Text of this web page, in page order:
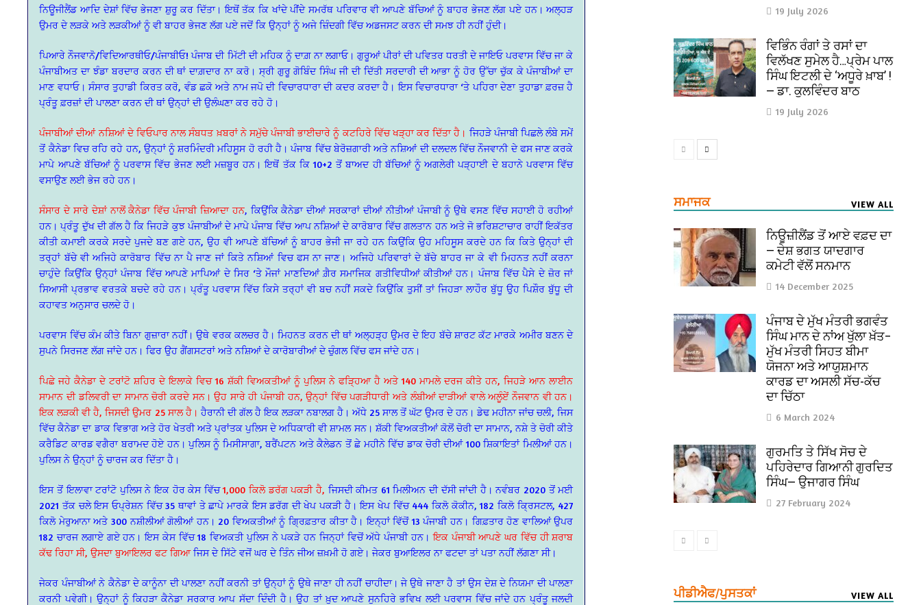
ਨਿਊਜੀਲੈਂਡ ਆਦਿ ਦੇਸ਼ਾਂ ਵਿੱਚ ਭੇਜਣਾ ਸ਼ੁਰੂ ਕਰ ਦਿੱਤਾ। ਇਥੋਂ ਤੱਕ ਕਿ ਖਾਂਦੇ ਪੀਂਦੇ ਸਮਰੱਥ ਪਰਿਵਾਰ ਵੀ ਆਪਣੇ ਬੱਚਿਆਂ ਨੂੰ ਬਾਹਰ ਭੇਜਣ ਲੱਗ ਪਏ ਹਨ। ਅਲ੍ਹੜ
ਉਮਰ ਦੇ ਲੜਕੇ ਅਤੇ ਲੜਕੀਆਂ ਨੂੰ ਵੀ ਬਾਹਰ ਭੇਜਣ ਲੱਗ ਪਏ ਜਦੋਂ ਕਿ ਉਨ੍ਹਾਂ ਨੂੰ ਅਜੇ ਜ਼ਿੰਦਗੀ ਵਿੱਚ ਅਡਜਸਟ ਕਰਨ ਦੀ ਸਮਝ ਹੀ ਨਹੀਂ ਹੁੰਦੀ।
ਪਿਆਰੇ ਨੌਜਵਾਨੋ/ਵਿਦਿਆਰਥੀਓ/ਪੰਜਾਬੀਓ! ਪੰਜਾਬ ਦੀ ਮਿੱਟੀ ਦੀ ਮਹਿਕ ਨੂੰ ਦਾਗ਼ ਨਾ ਲਗਾਓ। ਗੁਰੂਆਂ ਪੀਰਾਂ ਦੀ ਪਵਿਤਰ ਧਰਤੀ ਦੇ ਜਾਇਓ ਪਰਵਾਸ ਵਿੱਚ ਜਾ ਕੇ
ਪੰਜਾਬੀਅਤ ਦਾ ਝੰਡਾ ਬਰਦਾਰ ਕਰਨ ਦੀ ਥਾਂ ਦਾਗ਼ਦਾਰ ਨਾ ਕਰੋ। ਸ੍ਰੀ ਗੁਰੂ ਗੋਬਿੰਦ ਸਿੰਘ ਜੀ ਦੀ ਦਿੱਤੀ ਸਰਦਾਰੀ ਦੀ ਆਭਾ ਨੂੰ ਹੋਰ ਉੱਚਾ ਚੁੱਕ ਕੇ ਪੰਜਾਬੀਆਂ ਦਾ
ਮਾਣ ਵਧਾਓ। ਸੰਸਾਰ ਤੁਹਾਡੀ ਕਿਰਤ ਕਰੋ, ਵੰਡ ਛਕੋ ਅਤੇ ਨਾਮ ਜਪੋ ਦੀ ਵਿਚਾਰਧਾਰਾ ਦੀ ਕਦਰ ਕਰਦਾ ਹੈ। ਇਸ ਵਿਚਾਰਧਾਰਾ ‘ਤੇ ਪਹਿਰਾ ਦੇਣਾ ਤੁਹਾਡਾ ਫ਼ਰਜ਼ ਹੈ
ਪ੍ਰੰਤੂ ਫ਼ਰਜ਼ਾਂ ਦੀ ਪਾਲਣਾ ਕਰਨ ਦੀ ਥਾਂ ਉਨ੍ਹਾਂ ਦੀ ਉਲੰਘਣਾ ਕਰ ਰਹੇ ਹੋ।
ਪੰਜਾਬੀਆਂ ਦੀਆਂ ਨਸ਼ਿਆਂ ਦੇ ਵਿਓਪਾਰ ਨਾਲ ਸੰਬਧਤ ਖ਼ਬਰਾਂ ਨੇ ਸਮੁੱਚੇ ਪੰਜਾਬੀ ਭਾਈਚਾਰੇ ਨੂੰ ਕਟਹਿਰੇ ਵਿੱਚ ਖੜ੍ਹਾ ਕਰ ਦਿੱਤਾ ਹੈ। ਜਿਹੜੇ ਪੰਜਾਬੀ ਪਿਛਲੇ ਲੰਬੇ ਸਮੇਂ
ਤੋਂ ਕੈਨੇਡਾ ਵਿਚ ਰਹਿ ਰਹੇ ਹਨ, ਉਨ੍ਹਾਂ ਨੂੰ ਸ਼ਰਮਿੰਦਰੀ ਮਹਿਸੂਸ ਹੋ ਰਹੀ ਹੈ। ਪੰਜਾਬ ਵਿੱਚ ਬੇਰੋਜ਼ਗਾਰੀ ਅਤੇ ਨਸ਼ਿਆਂ ਦੀ ਦਲਦਲ ਵਿੱਚ ਨੌਜਵਾਨੀ ਦੇ ਫਸ ਜਾਣ ਕਰਕੇ
ਮਾਪੇ ਆਪਣੇ ਬੱਚਿਆਂ ਨੂੰ ਪਰਵਾਸ ਵਿੱਚ ਭੇਜਣ ਲਈ ਮਜ਼ਬੂਰ ਹਨ। ਇਥੋਂ ਤੱਕ ਕਿ 10+2 ਤੋਂ ਬਾਅਦ ਹੀ ਬੱਚਿਆਂ ਨੂੰ ਅਗਲੇਰੀ ਪੜ੍ਹਾਈ ਦੇ ਬਹਾਨੇ ਪਰਵਾਸ ਵਿੱਚ
ਵਸਾਉਣ ਲਈ ਭੇਜ ਰਹੇ ਹਨ।
ਸੰਸਾਰ ਦੇ ਸਾਰੇ ਦੇਸ਼ਾਂ ਨਾਲੋਂ ਕੈਨੇਡਾ ਵਿੱਚ ਪੰਜਾਬੀ ਜ਼ਿਆਦਾ ਹਨ, ਕਿਉਂਕਿ ਕੈਨੇਡਾ ਦੀਆਂ ਸਰਕਾਰਾਂ ਦੀਆਂ ਨੀਤੀਆਂ ਪੰਜਾਬੀ ਨੂੰ ਉਥੇ ਵਸਣ ਵਿੱਚ ਸਹਾਈ ਹੋ ਰਹੀਆਂ
ਹਨ। ਪ੍ਰੰਤੂ ਦੁੱਖ ਦੀ ਗੱਲ ਹੈ ਕਿ ਜਿਹੜੇ ਕੁਝ ਪੰਜਾਬੀਆਂ ਦੇ ਮਾਪੇ ਪੰਜਾਬ ਵਿੱਚ ਆਪ ਨਸ਼ਿਆਂ ਦੇ ਕਾਰੋਬਾਰ ਵਿੱਚ ਗਲਤਾਨ ਹਨ ਅਤੇ ਜੋ ਭਰਿਸ਼ਟਾਚਾਰ ਰਾਹੀਂ ਇਕੱਤਰ
ਕੀਤੀ ਕਮਾਈ ਕਰਕੇ ਸਰਦੇ ਪੁਜਦੇ ਬਣ ਗਏ ਹਨ, ਉਹ ਵੀ ਆਪਣੇ ਬੱਚਿਆਂ ਨੂੰ ਬਾਹਰ ਭੇਜੀ ਜਾ ਰਹੇ ਹਨ ਕਿਉਂਕਿ ਉਹ ਮਹਿਸੂਸ ਕਰਦੇ ਹਨ ਕਿ ਕਿਤੇ ਉਨ੍ਹਾਂ ਦੀ
ਤਰ੍ਹਾਂ ਬੱਚੇ ਵੀ ਅਜਿਹੇ ਕਾਰੋਬਾਰ ਵਿੱਚ ਨਾ ਪੈ ਜਾਣ ਜਾਂ ਕਿਤੇ ਨਸ਼ਿਆਂ ਵਿਚ ਫਸ ਨਾ ਜਾਣ। ਅਜਿਹੇ ਪਰਿਵਾਰਾਂ ਦੇ ਬੱਚੇ ਬਾਹਰ ਜਾ ਕੇ ਵੀ ਮਿਹਨਤ ਨਹੀਂ ਕਰਨਾ
ਚਾਹੁੰਦੇ ਕਿਉਂਕਿ ਉਨ੍ਹਾਂ ਪੰਜਾਬ ਵਿੱਚ ਆਪਣੇ ਮਾਪਿਆਂ ਦੇ ਸਿਰ ‘ਤੇ ਮੌਜਾਂ ਮਾਣਦਿਆਂ ਗ਼ੈਰ ਸਮਾਜਿਕ ਗਤੀਵਿਧੀਆਂ ਕੀਤੀਆਂ ਹਨ। ਪੰਜਾਬ ਵਿੱਚ ਪੈਸੇ ਦੇ ਜ਼ੋਰ ਜਾਂ
ਸਿਆਸੀ ਪ੍ਰਭਾਵ ਵਰਤਕੇ ਬਚਦੇ ਰਹੇ ਹਨ। ਪ੍ਰੰਤੂ ਪਰਵਾਸ ਵਿੱਚ ਕਿਸੇ ਤਰ੍ਹਾਂ ਵੀ ਬਚ ਨਹੀਂ ਸਕਦੇ ਕਿਉਂਕਿ ਤੁਸੀਂ ਤਾਂ ਜਿਹੜਾ ਲਾਹੌਰ ਬੁੱਧੂ ਉਹ ਪਿਸ਼ੌਰ ਬੁੱਧੂ ਦੀ
ਕਹਾਵਤ ਅਨੁਸਾਰ ਚਲਦੇ ਹੋ।
ਪਰਵਾਸ ਵਿੱਚ ਕੰਮ ਕੀਤੇ ਬਿਨਾ ਗੁਜ਼ਾਰਾ ਨਹੀਂ। ਉਥੇ ਵਰਕ ਕਲਚਰ ਹੈ। ਮਿਹਨਤ ਕਰਨ ਦੀ ਥਾਂ ਅਲ੍ਹੜ੍ਹ ਉਮਰ ਦੇ ਇਹ ਬੱਚੇ ਸ਼ਾਰਟ ਕੱਟ ਮਾਰਕੇ ਅਮੀਰ ਬਣਨ ਦੇ
ਸੁਪਨੇ ਸਿਰਜਣ ਲੱਗ ਜਾਂਦੇ ਹਨ। ਫਿਰ ਉਹ ਗੈਂਗਸਟਰਾਂ ਅਤੇ ਨਸ਼ਿਆਂ ਦੇ ਕਾਰੋਬਾਰੀਆਂ ਦੇ ਚੁੰਗਲ ਵਿੱਚ ਫਸ ਜਾਂਦੇ ਹਨ।
ਪਿਛੇ ਜਹੇ ਕੈਨੇਡਾ ਦੇ ਟਰਾਂਟੋ ਸ਼ਹਿਰ ਦੇ ਇਲਾਕੇ ਵਿਚ 16 ਸ਼ੱਕੀ ਵਿਅਕਤੀਆਂ ਨੂੰ ਪੁਲਿਸ ਨੇ ਫੜ੍ਹਿਆ ਹੈ ਅਤੇ 140 ਮਾਮਲੇ ਦਰਜ ਕੀਤੇ ਹਨ, ਜਿਹੜੇ ਆਨ ਲਾਈਨ
ਸਾਮਾਨ ਦੀ ਡਲਿਵਰੀ ਦਾ ਸਾਮਾਨ ਚੋਰੀ ਕਰਦੇ ਸਨ। ਉਹ ਸਾਰੇ ਹੀ ਪੰਜਾਬੀ ਹਨ, ਉਨ੍ਹਾਂ ਵਿੱਚ ਪਗੜੀਧਾਰੀ ਅਤੇ ਲੰਬੀਆਂ ਦਾੜੀਆਂ ਵਾਲੇ ਅਲੂੰਏਂ ਨੌਜਵਾਨ ਵੀ ਹਨ।
ਇਕ ਲੜਕੀ ਵੀ ਹੈ, ਜਿਸਦੀ ਉਮਰ 25 ਸਾਲ ਹੈ। ਹੈਰਾਨੀ ਦੀ ਗੱਲ ਹੈ ਇਕ ਲੜਕਾ ਨਬਾਲਗ ਹੈ। ਅੱਧੇ 25 ਸਾਲ ਤੋਂ ਘੱਟ ਉਮਰ ਦੇ ਹਨ। ਡੇਢ ਮਹੀਨਾ ਜਾਂਚ ਚਲੀ, ਜਿਸ
ਵਿੱਚ ਕੈਨੇਡਾ ਦਾ ਡਾਕ ਵਿਭਾਗ ਅਤੇ ਹੋਰ ਖੇਤਰੀ ਅਤੇ ਪ੍ਰਾਂਤਕ ਪੁਲਿਸ ਦੇ ਅਧਿਕਾਰੀ ਵੀ ਸ਼ਾਮਲ ਸਨ। ਸ਼ੱਕੀ ਵਿਅਕਤੀਆਂ ਕੋਲੋਂ ਚੋਰੀ ਦਾ ਸਾਮਾਨ, ਨਸ਼ੇ ਤੇ ਚੋਰੀ ਕੀਤੇ
ਕਰੈਡਿਟ ਕਾਰਡ ਵਗੈਰਾ ਬਰਾਮਦ ਹੋਏ ਹਨ। ਪੁਲਿਸ ਨੂੰ ਮਿਸੀਸਾਗਾ, ਬਰੈਂਪਟਨ ਅਤੇ ਕੈਲੇਡਨ ਤੋਂ ਛੇ ਮਹੀਨੇ ਵਿੱਚ ਡਾਕ ਚੋਰੀ ਦੀਆਂ 100 ਸ਼ਿਕਾਇਤਾਂ ਮਿਲੀਆਂ ਹਨ।
ਪੁਲਿਸ ਨੇ ਉਨ੍ਹਾਂ ਨੂੰ ਚਾਰਜ ਕਰ ਦਿੱਤਾ ਹੈ।
ਇਸ ਤੋਂ ਇਲਾਵਾ ਟਰਾਂਟੋ ਪੁਲਿਸ ਨੇ ਇਕ ਹੋਰ ਕੇਸ ਵਿੱਚ1,000 ਕਿਲੋ ਡਰੱਗ ਪਕੜੀ ਹੈ, ਜਿਸਦੀ ਕੀਮਤ 61 ਮਿਲੀਅਨ ਦੀ ਦੱਸੀ ਜਾਂਦੀ ਹੈ। ਨਵੰਬਰ 2020 ਤੋਂ ਮਈ
2021 ਤੱਕ ਚਲੇ ਇਸ ਓਪ੍ਰੇਸ਼ਨ ਵਿੱਚ 35 ਥਾਵਾਂ ਤੇ ਛਾਪੇ ਮਾਰਕੇ ਇਸ ਡਰੱਗ ਦੀ ਖੇਪ ਪਕੜੀ ਹੈ। ਇਸ ਖੇਪ ਵਿੱਚ 444 ਕਿਲੋ ਕੋਕੀਨ, 182 ਕਿਲੋ ਕ੍ਰਿਸਟਲ, 427
ਕਿਲੋ ਮੇਰੁਆਨਾ ਅਤੇ 300 ਨਸ਼ੀਲੀਆਂ ਗੋਲੀਆਂ ਹਨ। 20 ਵਿਅਕਤੀਆਂ ਨੂੰ ਗ੍ਰਿਫ਼ਤਾਰ ਕੀਤਾ ਹੈ। ਇਨ੍ਹਾਂ ਵਿੱਚੋਂ 13 ਪੰਜਾਬੀ ਹਨ। ਗਿਫ਼ਤਾਰ ਹੋਣ ਵਾਲਿਆਂ ਉਪਰ
182 ਚਾਰਜ ਲਗਾਏ ਗਏ ਹਨ। ਇਸ ਕੇਸ ਵਿੱਚ 18 ਵਿਅਕਤੀ ਪੁਲਿਸ ਨੇ ਪਕੜੇ ਹਨ ਜਿਨ੍ਹਾਂ ਵਿਚੋਂ ਅੱਧੇ ਪੰਜਾਬੀ ਹਨ। ਇਕ ਪੰਜਾਬੀ ਆਪਣੇ ਘਰ ਵਿੱਚ ਹੀ ਸ਼ਰਾਬ
ਕੱਢ ਰਿਹਾ ਸੀ, ਉਸਦਾ ਬੁਆਇਲਰ ਫਟ ਗਿਆਜਿਸ ਦੇ ਸਿੱਟੇ ਵਜੋਂ ਘਰ ਦੇ ਤਿੰਨ ਜੀਅ ਜ਼ਖ਼ਮੀ ਹੋ ਗਏ। ਜੇਕਰ ਬੁਆਇਲਰ ਨਾ ਫਟਦਾ ਤਾਂ ਪਤਾ ਨਹੀਂ ਲੱਗਣਾ ਸੀ।
ਜੇਕਰ ਪੰਜਾਬੀਆਂ ਨੇ ਕੈਨੇਡਾ ਦੇ ਕਾਨੂੰਨਾ ਦੀ ਪਾਲਣਾ ਨਹੀਂ ਕਰਨੀ ਤਾਂ ਉਨ੍ਹਾਂ ਨੂੰ ਉਥੇ ਜਾਣਾ ਹੀ ਨਹੀਂ ਚਾਹੀਦਾ। ਜੇ ਉਥੇ ਜਾਣਾ ਹੈ ਤਾਂ ਉਸ ਦੇਸ਼ ਦੇ ਨਿਯਮਾ ਦੀ ਪਾਲਣਾ
ਕਰਨੀ ਪਵੇਗੀ। ਉਨ੍ਹਾਂ ਨੂੰ ਕਿਹੜਾ ਕੈਨੇਡਾ ਸਰਕਾਰ ਆਪ ਸੱਦਾ ਦਿੰਦੀ ਹੈ। ਉਹ ਤਾਂ ਖ਼ੁਦ ਆਪਣੇ ਸੁਨਹਿਰੇ ਭਵਿਖ ਲਈ ਪਰਵਾਸ ਵਿੱਚ ਜਾਂਦੇ ਹਨ ਪ੍ਰੰਤੂ ਜਲਦੀ
19 July 2026
ਵਿਭਿੰਨ ਰੰਗਾਂ ਤੇ ਰਸਾਂ ਦਾ
ਵਿਲੱਖਣ ਸੁਮੇਲ ਹੈ…ਪ੍ਰੇਮ ਪਾਲ
ਸਿੰਘ ਇਟਲੀ ਦੇ ‘ਅਧੂਰੇ ਖ਼ਾਬ’ !
— ਡਾ. ਕੁਲਵਿੰਦਰ ਬਾਠ
19 July 2026
ਸਮਾਜਕ VIEW ALL
ਨਿਊਜ਼ੀਲੈਂਡ ਤੋਂ ਆਏ ਵਫ਼ਦ ਦਾ
— ਦੇਸ਼ ਭਗਤ ਯਾਦਗਾਰ
ਕਮੇਟੀ ਵੱਲੋਂ ਸਨਮਾਨ
14 December 2025
ਪੰਜਾਬ ਦੇ ਮੁੱਖ ਮੰਤਰੀ ਭਗਵੰਤ
ਸਿੰਘ ਮਾਨ ਦੇ ਨਾਂਅ ਖੁੱਲਾ ਖ਼ੱਤ–
ਮੁੱਖ ਮੰਤਰੀ ਸਿਹਤ ਬੀਮਾ
ਯੋਜਨਾ ਅਤੇ ਆਯੁਸ਼ਮਾਨ
ਕਾਰਡ ਦਾ ਅਸਲੀ ਸੱਚ-ਕੱਚ
ਦਾ ਚਿੱਠਾ
6 March 2024
ਗੁਰਮਤਿ ਤੇ ਸਿੱਖ ਸੋਚ ਦੇ
ਪਹਿਰੇਦਾਰ ਗਿਆਨੀ ਗੁਰਦਿਤ
ਸਿੰਘ— ਉਜਾਗਰ ਸਿੰਘ
27 February 2024
ਪੀਡੀਐਫ/ਪੁਸਤਕਾਂ VIEW ALL